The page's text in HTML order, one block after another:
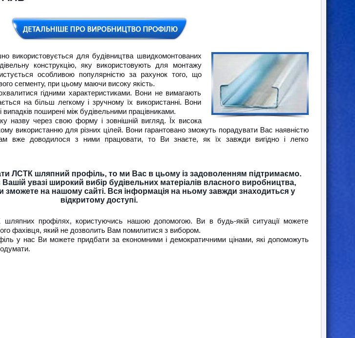
використовується для будівництва швидкомонтованих
конструкцію, яку використовують для монтажу
особливою популярністю за рахунок того, що
сегменту, при цьому маючи високу якість.
гідними характеристиками. Вони не вимагають
на більш легкому і зручному їх використанні. Вони
випадків поширені між будівельними працівниками.
назву через свою форму і зовнішній вигляд. Їх висока
використанню для різних цілей. Вони гарантовано зможуть порадувати Вас наявністю
вже доводилося з ними працювати, то Ви знаєте, як їх завжди вигідно і легко
ЛСТК шляпний профіль, то ми Вас в цьому із задоволенням підтримаємо.
увазі широкий вибір будівельних матеріалів власного виробництва,
зможете на нашому сайті. Вся інформація на ньому завжди знаходиться у
відкритому доступі.
профілях, користуючись нашою допомогою. Ви в будь-якій ситуації можете
фахівця, який не дозволить Вам помилитися з вибором.
у нас Ви можете придбати за економними і демократичними цінами, які допоможуть